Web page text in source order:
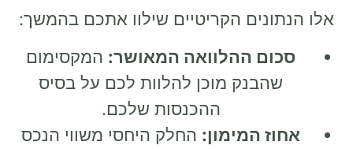
אלו הנתונים הקריטיים שילוו אתכם בהמשך:
סכום ההלוואה המאושר: המקסימום
שהבנק מוכן להלוות לכם על בסיס
ההכנסות שלכם.
אחוז המימון: החלק היחסי משווי הנכס